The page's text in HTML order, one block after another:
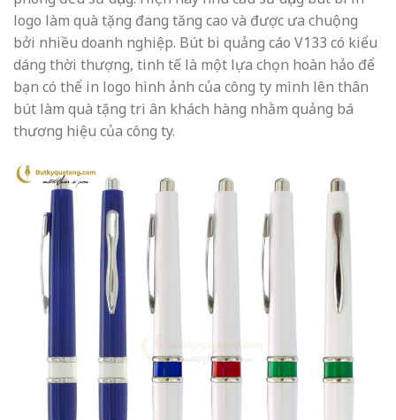
logo làm quà tặng đang tăng cao và được ưa chuộng
bởi nhiều doanh nghiệp. Bút bi quảng cáo V133 có kiểu
dáng thời thượng, tinh tế là một lựa chọn hoàn hảo để
bạn có thể in logo hình ảnh của công ty mình lên thân
bút làm quà tặng tri ân khách hàng nhằm quảng bá
thương hiệu của công ty.